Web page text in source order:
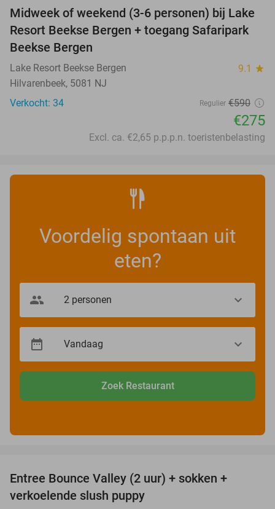
53%
Midweek of weekend (3-6 personen) bij Lake
Resort Beekse Bergen + toegang Safaripark
Beekse Bergen
Lake Resort Beekse Bergen 9.1 star
Hilvarenbeek, 5081 NJ
Verkocht: 34
Regulier €590
€275
Excl. ca. €2,65 p.p.p.n. toeristenbelasting
Voordelig spontaan uit
eten?
Zoek Restaurant
Entree Bounce Valley (2 uur) + sokken +
verkoelende slush puppy